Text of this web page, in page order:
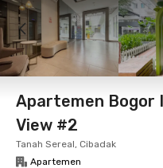
9 Agt 26 -
Foto Fasilitas
Apartemen Bogor
View #2
Tanah Sereal, Cibadak
Apartemen